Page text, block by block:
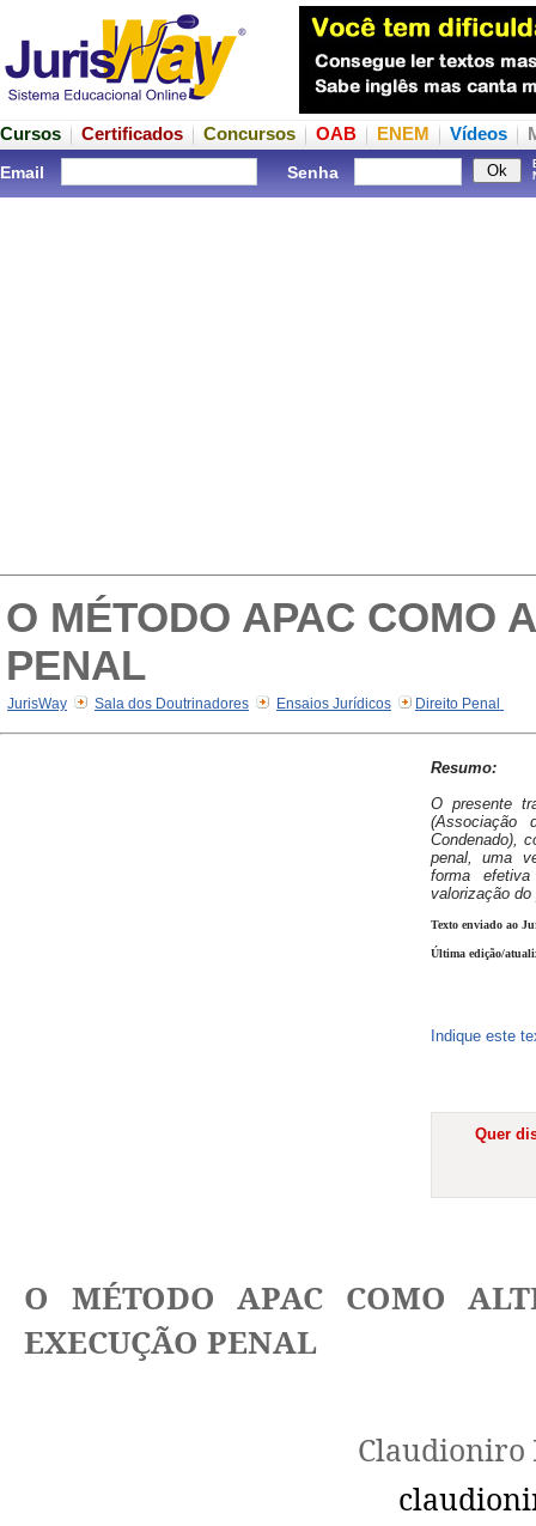
Cursos Certificados Concursos OAB ENEM Vídeos
Email Senha
O MÉTODO APAC COMO
PENAL
JurisWay Sala dos Doutrinadores Ensaios Jurídicos Direito Penal
Resumo:
O presente
(Associação
Condenado),
penal, uma
forma
valorização do
Texto enviado ao
Última edição/
Indique este
Quer
O MÉTODO APAC COMO
EXECUÇÃO PENAL
Claudioniro